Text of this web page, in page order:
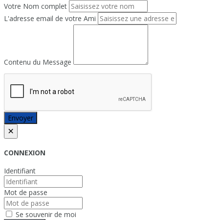
Votre Nom complet
L'adresse email de votre Ami
Contenu du Message
Envoyer
×
CONNEXION
Identifiant
Mot de passe
Se souvenir de moi